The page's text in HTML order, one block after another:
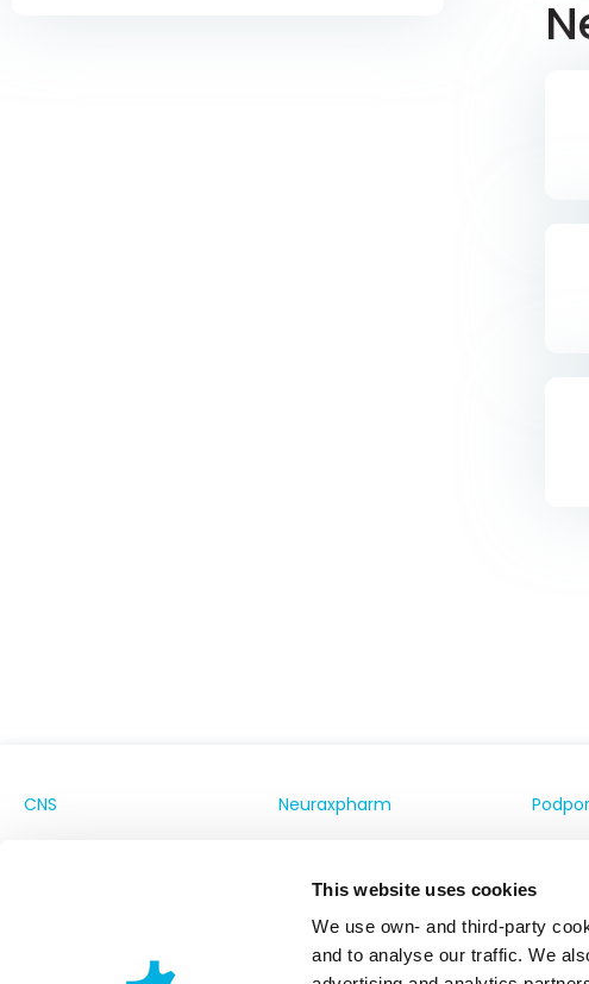
This website uses cookies
We use own- and third-party
and to analyse our traffic. We
CNS Neuraxpharm
Náš záväzok
Výkonný výbor
Blog spoločnosti Neuraxpharm